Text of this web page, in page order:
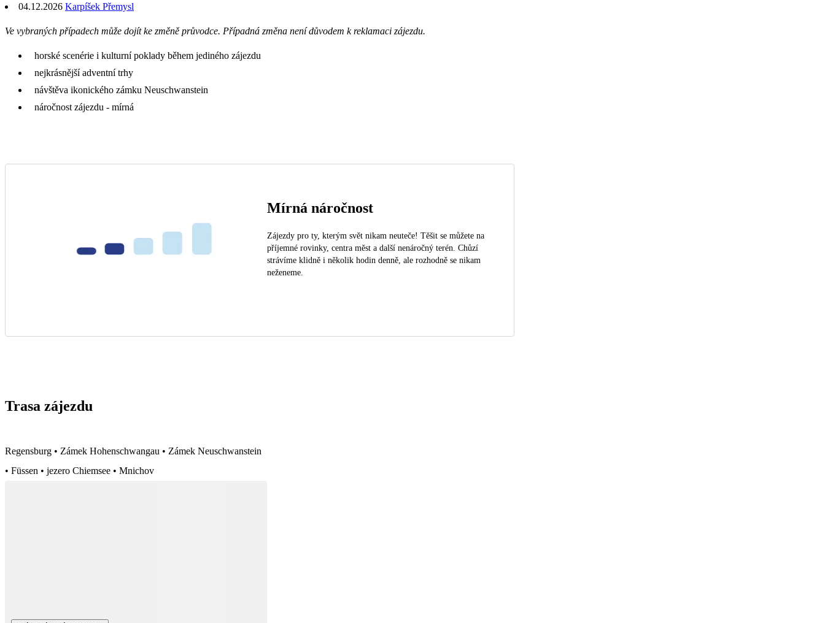
04.12.2026 Karpíšek Přemysl
Ve vybraných případech může dojít ke změně průvodce. Případná změna není důvodem k reklamaci zájezdu.
horské scenérie i kulturní poklady během jediného zájezdu
nejkrásnější adventní trhy
návštěva ikonického zámku Neuschwanstein
náročnost zájezdu - mírná
Mírná náročnost
Zájezdy pro ty, kterým svět nikam neuteče! Těšit se můžete na
příjemné rovinky, centra měst a další nenáročný terén. Chůzí
strávíme klidně i několik hodin denně, ale rozhodně se nikam
neženeme.
Trasa zájezdu
Regensburg • Zámek Hohenschwangau • Zámek Neuschwanstein
• Füssen • jezero Chiemsee • Mnichov